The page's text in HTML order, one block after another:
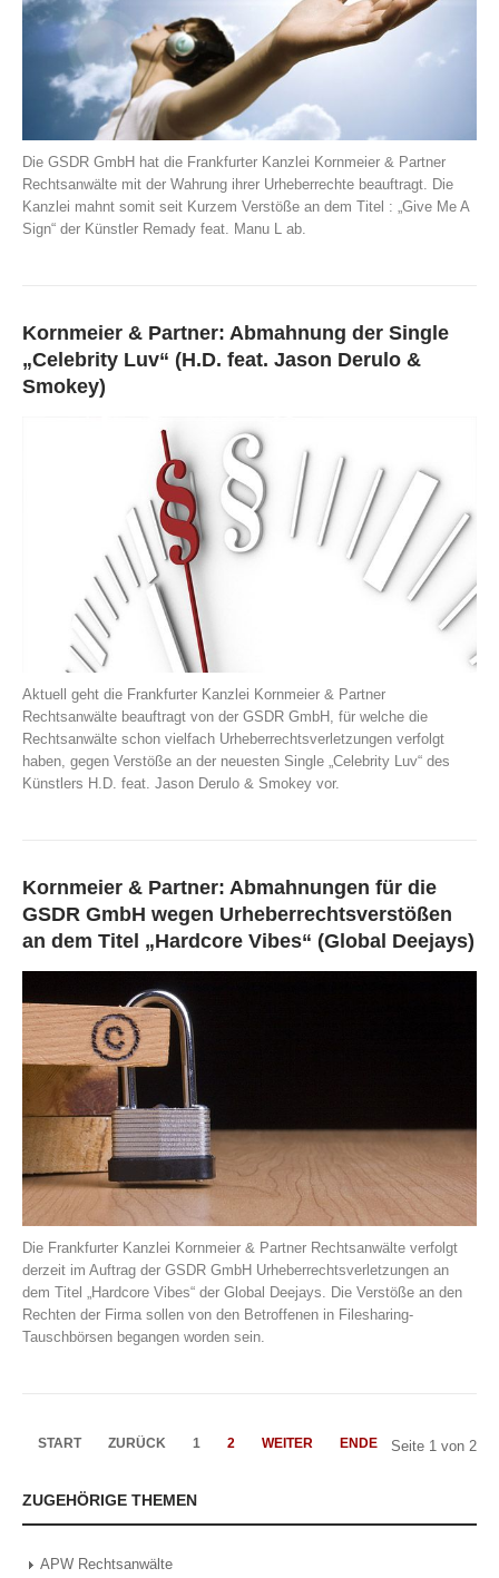
Die GSDR GmbH hat die Frankfurter Kanzlei Kornmeier & Partner
Rechtsanwälte mit der Wahrung ihrer Urheberrechte beauftragt. Die
Kanzlei mahnt somit seit Kurzem Verstöße an dem Titel : „Give Me A
Sign“ der Künstler Remady feat. Manu L ab.
Kornmeier & Partner: Abmahnung der Single
„Celebrity Luv“ (H.D. feat. Jason Derulo &
Smokey)
Aktuell geht die Frankfurter Kanzlei Kornmeier & Partner
Rechtsanwälte beauftragt von der GSDR GmbH, für welche die
Rechtsanwälte schon vielfach Urheberrechtsverletzungen verfolgt
haben, gegen Verstöße an der neuesten Single „Celebrity Luv“ des
Künstlers H.D. feat. Jason Derulo & Smokey vor.
Kornmeier & Partner: Abmahnungen für die
GSDR GmbH wegen Urheberrechtsverstößen
an dem Titel „Hardcore Vibes“ (Global Deejays)
Die Frankfurter Kanzlei Kornmeier & Partner Rechtsanwälte verfolgt
derzeit im Auftrag der GSDR GmbH Urheberrechtsverletzungen an
dem Titel „Hardcore Vibes“ der Global Deejays. Die Verstöße an den
Rechten der Firma sollen von den Betroffenen in Filesharing-
Tauschbörsen begangen worden sein.
Seite 1 von 2
START ZURÜCK 1 2 WEITER ENDE
ZUGEHÖRIGE THEMEN
APW Rechtsanwälte